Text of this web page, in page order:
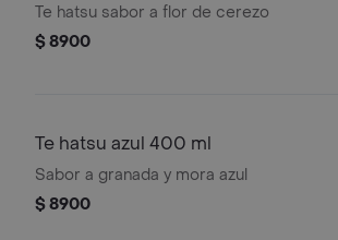
Te hatsu sabor a flor de cerezo
$ 8900
Te hatsu azul 400 ml
Sabor a granada y mora azul
$ 8900